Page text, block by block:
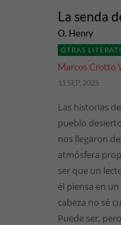
La senda
O. Henry
OTRAS
Marcos Crotto
11 SEP, 2025
Las historias
pueblo
nos llegaron
atmósfera
ser que un
él piensa en
cabeza no sé
Puede ser,